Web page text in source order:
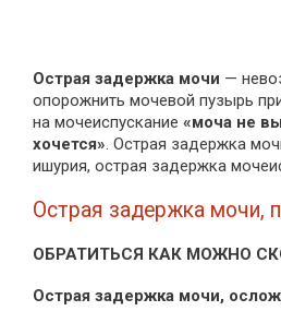
Острая задержка мочи —
опорожнить мочевой пузырь
на мочеиспускание «моча не
хочется». Острая задержка
ишурия, острая задержка
Острая задержка мочи,
ОБРАТИТЬСЯ КАК МОЖНО
Острая задержка мочи,